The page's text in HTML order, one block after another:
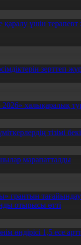
қаралу үшін
зерттеп
халықаралық
тізімі
марапатталды
грантын
отырысы өтті
өндірісі 1,5 есе